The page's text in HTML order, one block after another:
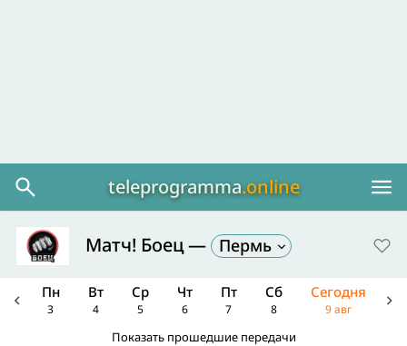
teleprogramma.online
Матч! Боец — Пермь
Пн
3
Вт
4
Ср
5
Чт
6
Пт
7
Сб
8
Сегодня
9 авг
Показать прошедшие передачи